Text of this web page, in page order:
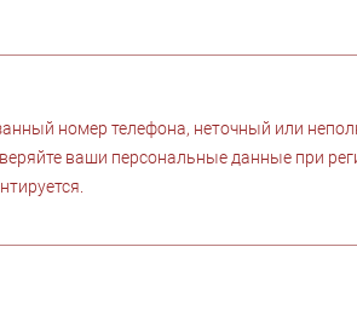
номер телефона, неточный или
ваши персональные данные при